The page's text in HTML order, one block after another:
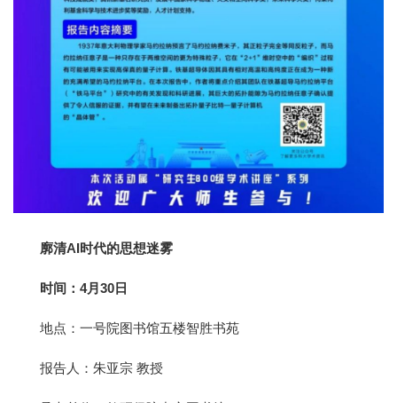
廓清AI时代的思想迷雾
时间：4月30日
地点：一号院图书馆五楼智胜书苑
报告人：朱亚宗 教授